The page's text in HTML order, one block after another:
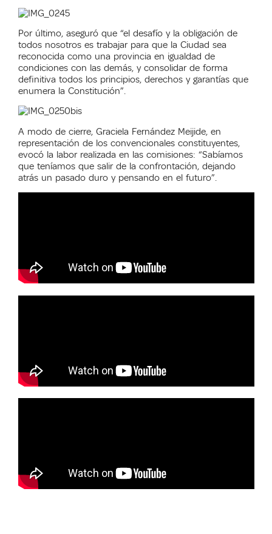
Por último, aseguró que “el desafío y la obligación de
todos nosotros es trabajar para que la Ciudad sea
reconocida como una provincia en igualdad de
condiciones con las demás, y consolidar de forma
definitiva todos los principios, derechos y garantías que
enumera la Constitución”.
A modo de cierre, Graciela Fernández Meijide, en
representación de los convencionales constituyentes,
evocó la labor realizada en las comisiones: “Sabíamos
que teníamos que salir de la confrontación, dejando
atrás un pasado duro y pensando en el futuro”.